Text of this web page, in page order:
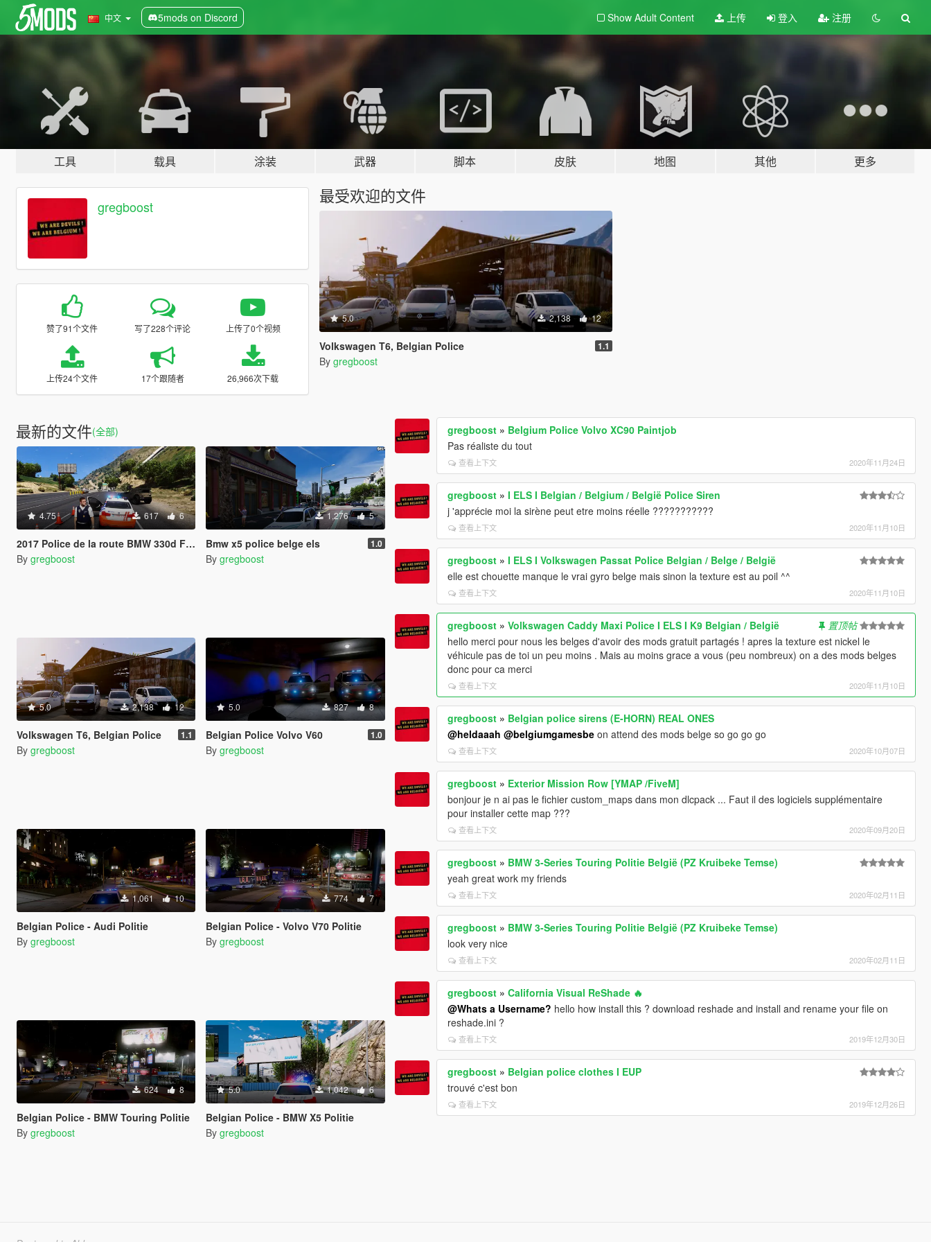
中文 5mods on Discord Show Adult Content 上传 登入 注册
工具 载具 涂装 武器 脚本 皮肤 地图 其他 更多
gregboost
赞了91个文件 写了228个评论 上传了0个视频
上传24个文件 17个跟随者 26,966次下载
最受欢迎的文件
5.0 2,138 12
Volkswagen T6, Belgian Police 1.1
By gregboost
最新的文件(全部)
4.75 617 6
2017 Police de la route BMW 330d F30
By gregboost
1,276 5
Bmw x5 police belge els 1.0
By gregboost
5.0 2,138 12
Volkswagen T6, Belgian Police 1.1
By gregboost
5.0 827 8
Belgian Police Volvo V60 1.0
By gregboost
1,061 10
Belgian Police - Audi Politie
By gregboost
774 7
Belgian Police - Volvo V70 Politie
By gregboost
624 8
Belgian Police - BMW Touring Politie
By gregboost
5.0 1,042 6
Belgian Police - BMW X5 Politie
By gregboost
gregboost » Belgium Police Volvo XC90 Paintjob
Pas réaliste du tout
查看上下文 2020年11月24日
gregboost »I ELS I Belgian / Belgium / België Police Siren
j 'apprécie moi la sirène peut etre moins réelle ???????????
查看上下文 2020年11月10日
gregboost »I ELS I Volkswagen Passat Police Belgian / Belge / België
elle est chouette manque le vrai gyro belge mais sinon la texture est au poil ^^
查看上下文 2020年11月10日
gregboost »Volkswagen Caddy Maxi Police I ELS I K9 Belgian / België
置顶帖
hello merci pour nous les belges d'avoir des mods gratuit partagés ! apres la texture est nickel le
véhicule pas de toi un peu moins . Mais au moins grace a vous (peu nombreux) on a des mods belges
donc pour ca merci
查看上下文 2020年11月10日
gregboost » Belgian police sirens (E-HORN) REAL ONES
@heldaaah @belgiumgamesbe on attend des mods belge so go go go
查看上下文 2020年10月07日
gregboost » Exterior Mission Row [YMAP /FiveM]
bonjour je n ai pas le fichier custom_maps dans mon dlcpack ... Faut il des logiciels supplémentaire
pour installer cette map ???
查看上下文 2020年09月20日
gregboost » BMW 3-Series Touring Politie België (PZ Kruibeke Temse)
yeah great work my friends
查看上下文 2020年02月11日
gregboost » BMW 3-Series Touring Politie België (PZ Kruibeke Temse)
look very nice
查看上下文 2020年02月11日
gregboost »California Visual ReShade 🔥
@Whats a Username? hello how install this ? download reshade and install and rename your file on
reshade.ini ?
查看上下文 2019年12月30日
gregboost » Belgian police clothes I EUP
trouvé c'est bon
查看上下文 2019年12月26日